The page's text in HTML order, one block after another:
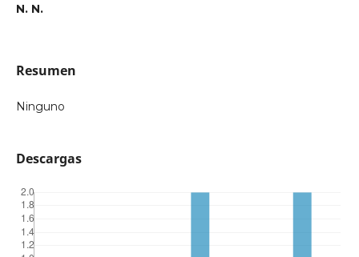
N. N.
Resumen
Ninguno
Descargas